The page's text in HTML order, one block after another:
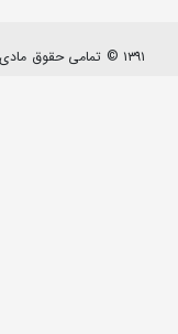
۱۳۹۱ © تمامی حقوق مادی و معنوی این سامانه متعلق به پایگاه خبری - تحلیلی نصرنیوز می باشد.